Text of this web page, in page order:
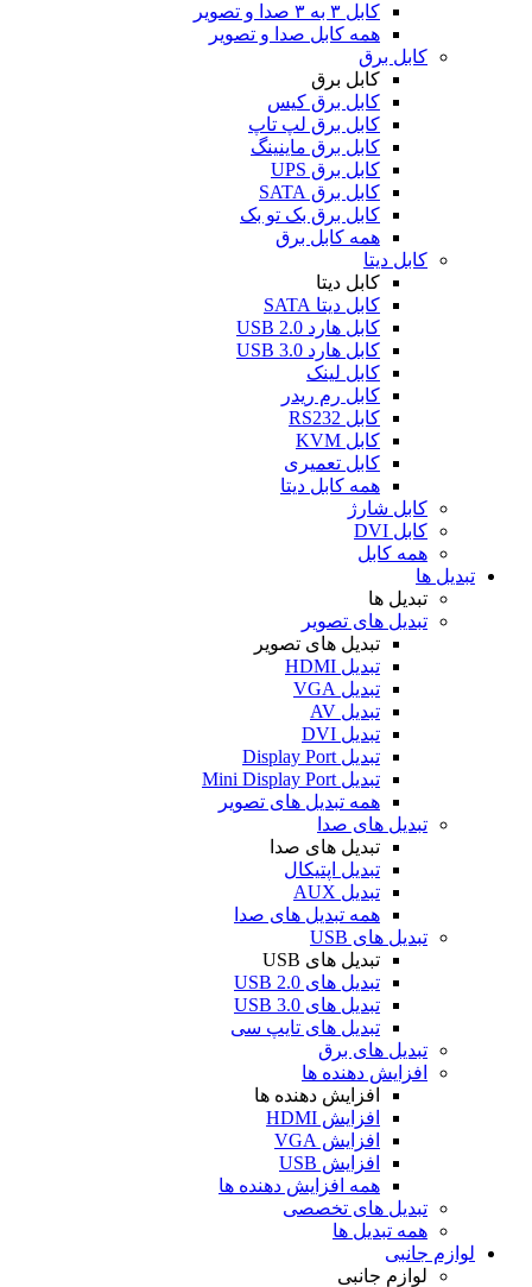
کابل ۳ به ۳ صدا و تصویر
همه کابل صدا و تصویر
کابل برق
کابل برق
کابل برق کیس
کابل برق لپ تاپ
کابل برق ماینینگ
کابل برق UPS
کابل برق SATA
کابل برق بک تو بک
همه کابل برق
کابل دیتا
کابل دیتا
کابل دیتا SATA
کابل هارد USB 2.0
کابل هارد USB 3.0
کابل لینک
کابل رم ریدر
کابل RS232
کابل KVM
کابل تعمیری
همه کابل دیتا
کابل شارژ
کابل DVI
همه کابل
تبدیل ها
تبدیل ها
تبدیل های تصویر
تبدیل های تصویر
تبدیل HDMI
تبدیل VGA
تبدیل AV
تبدیل DVI
تبدیل Display Port
تبدیل Mini Display Port
همه تبدیل های تصویر
تبدیل های صدا
تبدیل های صدا
تبدیل اپتیکال
تبدیل AUX
همه تبدیل های صدا
تبدیل های USB
تبدیل های USB
تبدیل های USB 2.0
تبدیل های USB 3.0
تبدیل های تایپ سی
تبدیل های برق
افزایش دهنده ها
افزایش دهنده ها
افزایش HDMI
افزایش VGA
افزایش USB
همه افزایش دهنده ها
تبدیل های تخصصی
همه تبدیل ها
لوازم جانبی
لوازم جانبی